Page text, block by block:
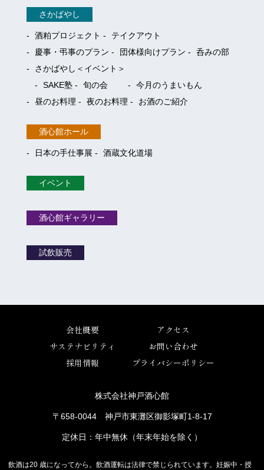
さかばやし
酒粕プロジェクト
テイクアウト
慶事・弔事のプラン
団体様向けプラン
呑みの部
さかばやし＜イベント＞
SAKE塾
旬の会
今月のうまいもん
昼のお料理
夜のお料理 お酒のご紹介
酒心館ホール
日本の手仕事展 酒蔵文化道場
イベント
酒心館ギャラリー
試飲販売
会社概要
サステナビリティ
採用情報
アクセス
お問い合わせ
プライバシーポリシー
株式会社神戸酒心館
〒658-0044 神戸市東灘区御影塚町1-8-17
定休日：年中無休（年末年始を除く）
飲酒は20 歳になってから。飲酒運転は法律で禁じられています。妊娠中・授